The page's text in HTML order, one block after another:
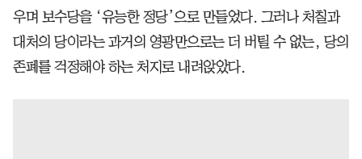
우며 보수당을 ‘유능한 정당’으로 만들었다. 그러나 처칠과
대처의 당이라는 과거의 영광만으로는 더 버틸 수 없는, 당의
존폐를 걱정해야 하는 처지로 내려앉았다.